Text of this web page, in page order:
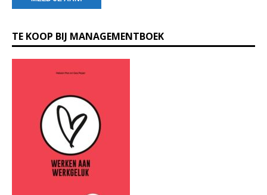
o
n
TE KOOP BIJ MANAGEMENTBOEK